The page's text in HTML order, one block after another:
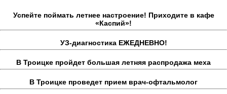
Успейте поймать летнее настроение! Приходите в кафе
«Каспий»!
УЗ-диагностика ЕЖЕДНЕВНО!
В Троицке пройдет большая летняя распродажа меха
В Троицке проведет прием врач-офтальмолог